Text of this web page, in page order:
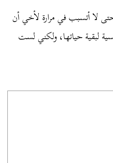
لا أتسبب في مرارة لأخي أن
لبقية حياتها، ولكني لست